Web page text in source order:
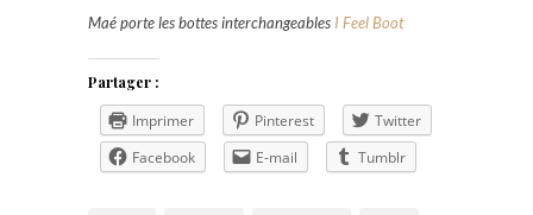
Maé porte les bottes interchangeables I Feel Boot
Partager :
Imprimer Pinterest
Twitter
Facebook
E-mail Tumblr